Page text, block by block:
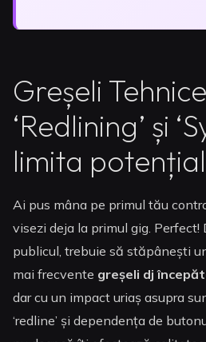
Greșeli
‘Redlining’ și
limita
Ai pus mâna pe primul tău
visezi deja la primul gig. Perfect!
publicul, trebuie să stăpânești
mai frecvente greșeli dj
dar cu un impact uriaș asupra
‘redline’ și dependența de